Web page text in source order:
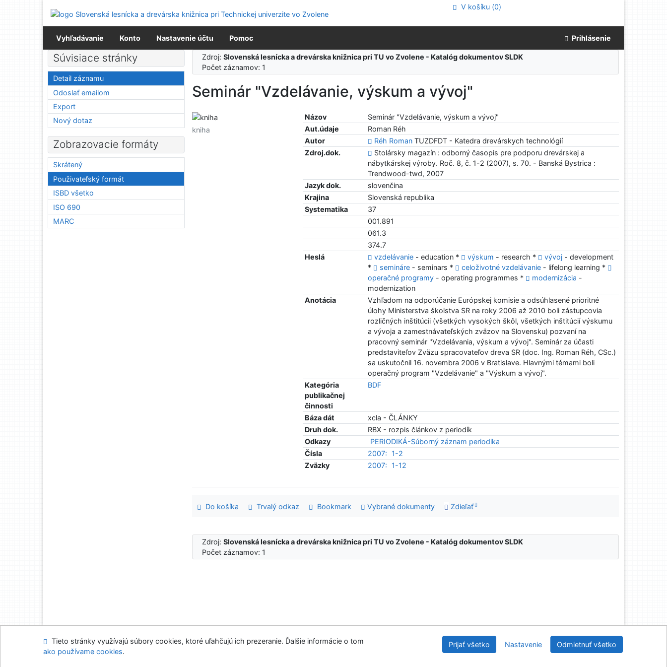
Prejsť na menu
Prehlásenie o webovej prístupnosti
V košíku (0)
Vyhľadávanie Konto Nastavenie účtu Pomoc Prihlásenie
Zdroj:Slovenská lesnícka a drevárska knižnica pri TU vo Zvolene - Katalóg dokumentov SLDK
Počet záznamov: 1
Seminár "Vzdelávanie, výskum a vývoj"
Názov
Seminár "Vzdelávanie, výskum a vývoj"
Aut.údaje
Roman Réh
Autor
Réh Roman TUZDFDT - Katedra drevárskych technológií
Zdroj.dok.
Stolársky magazín : odborný časopis pre podporu drevárskej a
nábytkárskej výroby. Roč. 8, č. 1-2 (2007), s. 70. - Banská Bystrica :
Trendwood-twd, 2007
Jazyk dok.
slovenčina
Krajina
Slovenská republika
Systematika
37
001.891
061.3
374.7
Heslá
vzdelávanie - education * výskum - research * vývoj - development
*
semináre - seminars * celoživotné vzdelávanie - lifelong learning *
operačné programy - operating programmes * modernizácia -
modernization
Anotácia
Vzhľadom na odporúčanie Európskej komisie a odsúhlasené prioritné
úlohy Ministerstva školstva SR na roky 2006 až 2010 boli zástupcovia
rozličných inštitúcii (všetkých vysokých škôl, všetkých inštitúcií výskumu
a vývoja a zamestnávateľských zväzov na Slovensku) pozvaní na
pracovný seminár "Vzdelávania, výskum a vývoj". Seminár za účasti
predstaviteľov Zväzu spracovateľov dreva SR (doc. Ing. Roman Réh, CSc.)
sa uskutočnil 16. novembra 2006 v Bratislave. Hlavnými témami boli
operačný program "Vzdelávanie" a "Výskum a vývoj".
Kategória
publikačnej
činnosti
BDF
Báza dát
xcla - ČLÁNKY
Druh dok.
RBX - rozpis článkov z periodík
Odkazy
PERIODIKÁ-Súborný záznam periodika
Čísla
2007:
1-2
Zväzky
2007: 1-12
kniha
Do košíka Trvalý odkaz Bookmark Vybrané dokumenty Zdieľať
Zdroj:Slovenská lesnícka a drevárska knižnica pri TU vo Zvolene - Katalóg dokumentov SLDK
Počet záznamov: 1
Súvisiace stránky
Detail záznamu
Odoslať emailom
Export
Nový dotaz
Zobrazovacie formáty
Skrátený
Použivateľský formát
ISBD všetko
ISO 690
MARC
Mapa stránok Prístupnosť Súkromie
Modul OpenSearch
Slovenská lesnícka a drevárska knižnica pri Technickej univerzite
vo Zvolene
Tieto stránky využívajú súbory cookies, ktoré uľahčujú ich prezeranie. Ďalšie informácie o tom
ako používame cookies.
Prijať všetko Nastavenie Odmietnuť všetko